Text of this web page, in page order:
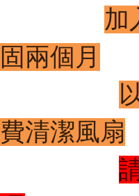
加
固兩個月
費清潔風扇